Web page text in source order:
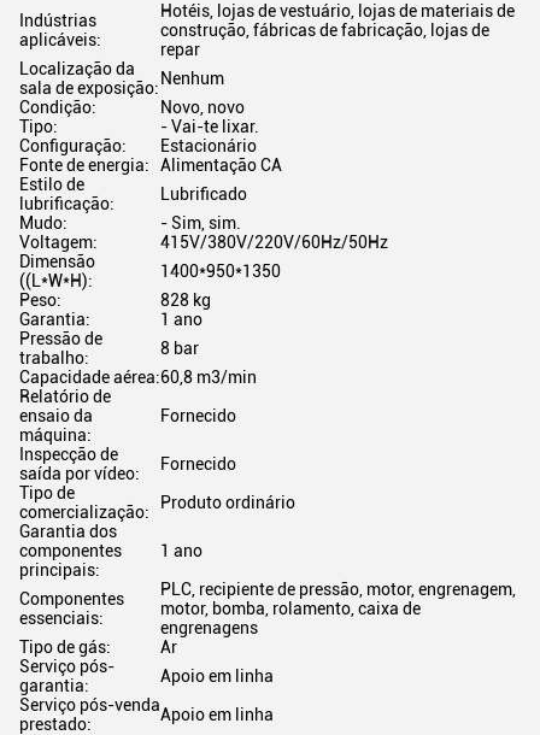
Indústrias
aplicáveis:
Hotéis, lojas de vestuário, lojas de materiais de
construção, fábricas de fabricação, lojas de
repar
Localização da
sala de exposição: Nenhum
Condição:
Novo, novo
Tipo:
- Vai-te lixar.
Configuração:
Estacionário
Fonte de energia:
Alimentação CA
Estilo de
lubrificação:
Lubrificado
Mudo:
- Sim, sim.
Voltagem:
415V/380V/220V/60Hz/50Hz
Dimensão
((L*W*H):
1400*950*1350
Peso:
828 kg
Garantia:
1 ano
Pressão de
trabalho:
8 bar
Capacidade aérea:60,8 m3/min
Relatório de
ensaio da
máquina:
Fornecido
Inspecção de
saída por vídeo:
Fornecido
Tipo de
comercialização:
Produto ordinário
Garantia dos
componentes
principais:
1 ano
Componentes
essenciais:
PLC, recipiente de pressão, motor, engrenagem,
motor, bomba, rolamento, caixa de
engrenagens
Tipo de gás:
Ar
Serviço pós-
garantia:
Apoio em linha
Serviço pós-venda
prestado:
Apoio em linha